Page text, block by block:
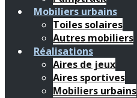
Mobiliers urbains
Toiles solaires
Autres mobiliers
Réalisations
Aires de jeux
Aires sportives
Mobiliers urbains